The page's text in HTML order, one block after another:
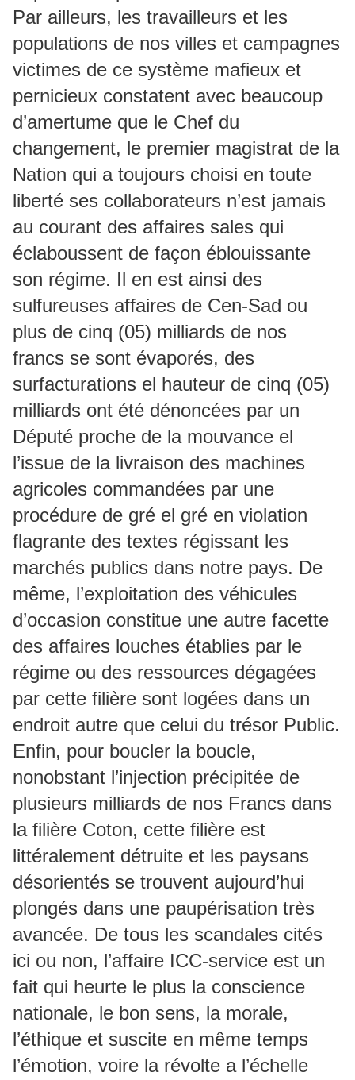
Par ailleurs, les travailleurs et les
populations de nos villes et campagnes
victimes de ce système mafieux et
pernicieux constatent avec beaucoup
d’amertume que le Chef du
changement, le premier magistrat de la
Nation qui a toujours choisi en toute
liberté ses collaborateurs n’est jamais
au courant des affaires sales qui
éclaboussent de façon éblouissante
son régime. Il en est ainsi des
sulfureuses affaires de Cen-Sad ou
plus de cinq (05) milliards de nos
francs se sont évaporés, des
surfacturations el hauteur de cinq (05)
milliards ont été dénoncées par un
Député proche de la mouvance el
l’issue de la livraison des machines
agricoles commandées par une
procédure de gré el gré en violation
flagrante des textes régissant les
marchés publics dans notre pays. De
même, l’exploitation des véhicules
d’occasion constitue une autre facette
des affaires louches établies par le
régime ou des ressources dégagées
par cette filière sont logées dans un
endroit autre que celui du trésor Public.
Enfin, pour boucler la boucle,
nonobstant l’injection précipitée de
plusieurs milliards de nos Francs dans
la filière Coton, cette filière est
littéralement détruite et les paysans
désorientés se trouvent aujourd’hui
plongés dans une paupérisation très
avancée. De tous les scandales cités
ici ou non, l’affaire ICC-service est un
fait qui heurte le plus la conscience
nationale, le bon sens, la morale,
l’éthique et suscite en même temps
l’émotion, voire la révolte a l’échelle